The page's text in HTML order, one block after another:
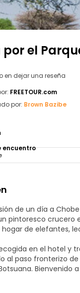
por el
en dejar una reseña
FREETOUR.com
por: Brown Bazibe
encuentro
de un día a
pintoresco crucero
de elefantes,
en el hotel y
de Kazungula. Trámites fronterizos: Pasará por
entrar en